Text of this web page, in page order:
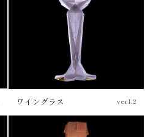
ワイングラス ver1.2